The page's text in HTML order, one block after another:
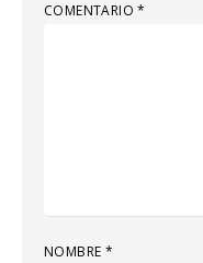
COMENTARIO*
NOMBRE *